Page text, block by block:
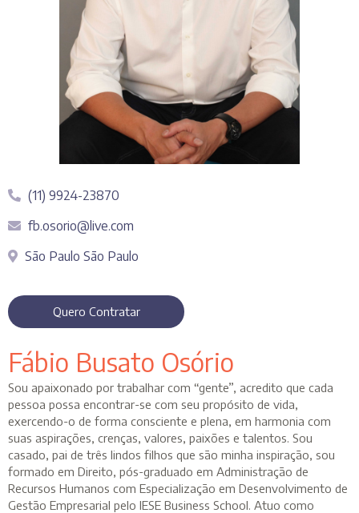
(11) 9924-23870
fb.osorio@live.com
São Paulo São Paulo
Quero Contratar
Fábio Busato Osório
Sou apaixonado por trabalhar com “gente”, acredito que cada
pessoa possa encontrar-se com seu propósito de vida,
exercendo-o de forma consciente e plena, em harmonia com
suas aspirações, crenças, valores, paixões e talentos. Sou
casado, pai de três lindos filhos que são minha inspiração, sou
formado em Direito, pós-graduado em Administração de
Recursos Humanos com Especialização em Desenvolvimento de
Gestão Empresarial pelo IESE Business School. Atuo como